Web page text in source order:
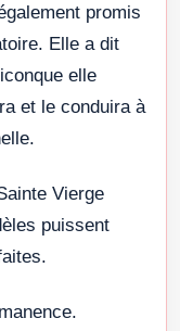
promis
Elle a dit
elle
et le conduira à
Vierge
puissent